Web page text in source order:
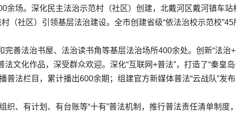
场。深化民主法治示范村（社区）创建，北戴河区戴河镇车站
（社区）引领基层法治建设。全市创建省级“依法治校示范校
善法治书屋、法治读书角等基层法治场所400余处。创新“法治
文化作品，深受群众欢迎。深化“互联网+普法”，打造了“秦皇岛
普法栏目，累计播出600余期；组建官方新媒体普法“云战队”发
织、有计划、有台账等“十有”普法机制，推行普法责任清单制度